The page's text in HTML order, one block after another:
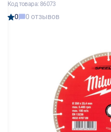
Код товара: 86073
0 0 отзывов